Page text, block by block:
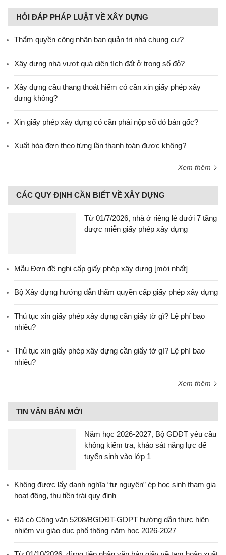
HỎI ĐÁP PHÁP LUẬT VỀ XÂY DỰNG
Thẩm quyền công nhận ban quản trị nhà chung cư?
Xây dựng nhà vượt quá diện tích đất ở trong sổ đỏ?
Xây dựng cầu thang thoát hiểm có cần xin giấy phép xây
dựng không?
Xin giấy phép xây dựng có cần phải nộp sổ đỏ bản gốc?
Xuất hóa đơn theo từng lần thanh toán được không?
Xem thêm
CÁC QUY ĐỊNH CẦN BIẾT VỀ XÂY DỰNG
Từ 01/7/2026, nhà ở riêng lẻ dưới 7 tầng
được miễn giấy phép xây dựng
Mẫu Đơn đề nghị cấp giấy phép xây dựng [mới nhất]
Bộ Xây dựng hướng dẫn thẩm quyền cấp giấy phép xây dựng
Thủ tục xin giấy phép xây dựng cần giấy tờ gì? Lệ phí bao
nhiêu?
Thủ tục xin giấy phép xây dựng cần giấy tờ gì? Lệ phí bao
nhiêu?
Xem thêm
TIN VĂN BẢN MỚI
Năm học 2026-2027, Bộ GDĐT yêu cầu
không kiểm tra, khảo sát năng lực để
tuyển sinh vào lớp 1
Không được lấy danh nghĩa “tự nguyện” ép học sinh tham gia
hoạt động, thu tiền trái quy định
Đã có Công văn 5208/BGDĐT-GDPT hướng dẫn thực hiện
nhiệm vụ giáo dục phổ thông năm học 2026-2027